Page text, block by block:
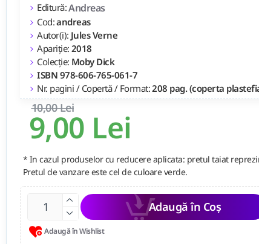
9,00 Lei
10,00 Lei
Editură:Andreas
Cod:andreas
Autor(i): Jules Verne
Apariție: 2018
Colecție: Moby Dick
ISBN 978-606-765-061-7
Nr. pagini / Copertă / Format:208 pag. (coperta
Adaugă în Coș
Adaugă în Wishlist
* In cazul produselor cu reducere aplicata: pretul taiat
Pretul de vanzare este cel de culoare verde.